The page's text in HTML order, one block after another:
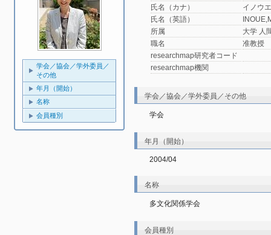
学会／協会／学外委員／
その他
年月（開始）
名称
会員種別
氏名（カナ）
イノウ
氏名（英語）
所属
大学 人
職名
准教授
researchmap研究者コード
researchmap機関
学会／協会／学外委員／その他
学会
年月（開始）
2004/04
名称
多文化関係学会
会員種別